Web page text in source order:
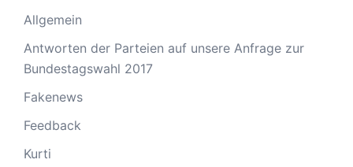
Allgemein
Antworten der Parteien auf unsere Anfrage zur
Bundestagswahl 2017
Fakenews
Feedback
Kurti